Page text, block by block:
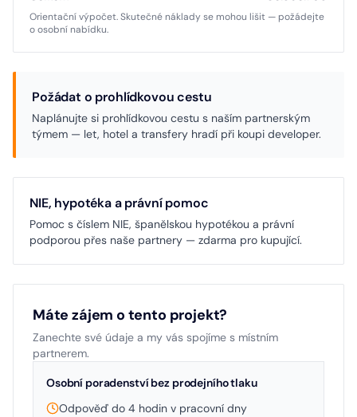
Orientační výpočet. Skutečné náklady se mohou lišit — požádejte
o osobní nabídku.
Požádat o prohlídkovou cestu
Naplánujte si prohlídkovou cestu s naším partnerským
týmem — let, hotel a transfery hradí při koupi developer.
NIE, hypotéka a právní pomoc
Pomoc s číslem NIE, španělskou hypotékou a právní
podporou přes naše partnery — zdarma pro kupující.
Máte zájem o tento projekt?
Zanechte své údaje a my vás spojíme s místním
partnerem.
Osobní poradenství bez prodejního tlaku
Odpověď do 4 hodin v pracovní dny